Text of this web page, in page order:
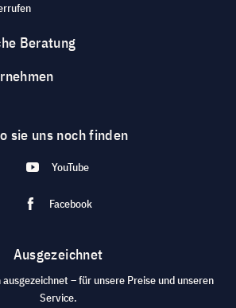
Beratung
sie uns noch finden
YouTube
Facebook
Ausgezeichnet
– für unsere Preise und unseren
Service.